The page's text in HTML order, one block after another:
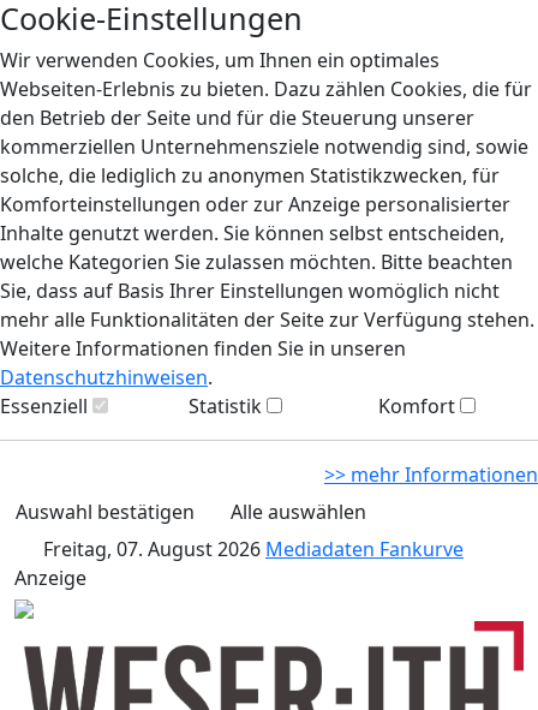
Cookie-Einstellungen
Wir verwenden Cookies, um Ihnen ein optimales
Webseiten-Erlebnis zu bieten. Dazu zählen Cookies, die für
den Betrieb der Seite und für die Steuerung unserer
kommerziellen Unternehmensziele notwendig sind, sowie
solche, die lediglich zu anonymen Statistikzwecken, für
Komforteinstellungen oder zur Anzeige personalisierter
Inhalte genutzt werden. Sie können selbst entscheiden,
welche Kategorien Sie zulassen möchten. Bitte beachten
Sie, dass auf Basis Ihrer Einstellungen womöglich nicht
mehr alle Funktionalitäten der Seite zur Verfügung stehen.
Weitere Informationen finden Sie in unseren
Datenschutzhinweisen.
Essenziell
Statistik Komfort
>> mehr Informationen
Auswahl bestätigen
Alle auswählen
Freitag, 07. August 2026 Mediadaten Fankurve
Anzeige